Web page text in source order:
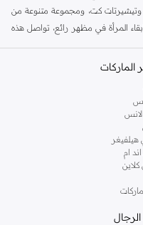
وتيشيرتات كت، ومجموعة متنوعة من
المرأة في مظهر رائع، تواصل هذه
البحث عن فستان مثالي للحفلات او
باكثر من الف ستايل من مجموعة
متجر دوروثي بيركنز اون لاين او
اون لاين. خدمة التوصيل السريعة
مع نمشي.
الماركات
هيلفيغر
ام
كلاين
الرجال